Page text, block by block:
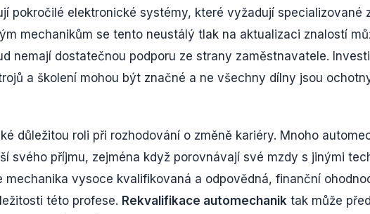
pokročilé elektronické systémy, které vyžadují specializované
mechanikům se tento neustálý tlak na aktualizaci znalostí
nemají dostatečnou podporu ze strany zaměstnavatele.
a školení mohou být značné a ne všechny dílny jsou
důležitou roli při rozhodování o změně kariéry. Mnoho
svého příjmu, zejména když porovnávají své mzdy s jinými
mechanika vysoce kvalifikovaná a odpovědná, finanční
této profese. Rekvalifikace automechanik tak může